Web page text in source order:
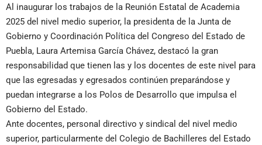
Al inaugurar los trabajos de la Reunión Estatal de Academia
2025 del nivel medio superior, la presidenta de la Junta de
Gobierno y Coordinación Política del Congreso del Estado de
Puebla, Laura Artemisa García Chávez, destacó la gran
responsabilidad que tienen las y los docentes de este nivel para
que las egresadas y egresados continúen preparándose y
puedan integrarse a los Polos de Desarrollo que impulsa el
Gobierno del Estado.
Ante docentes, personal directivo y sindical del nivel medio
superior, particularmente del Colegio de Bachilleres del Estado